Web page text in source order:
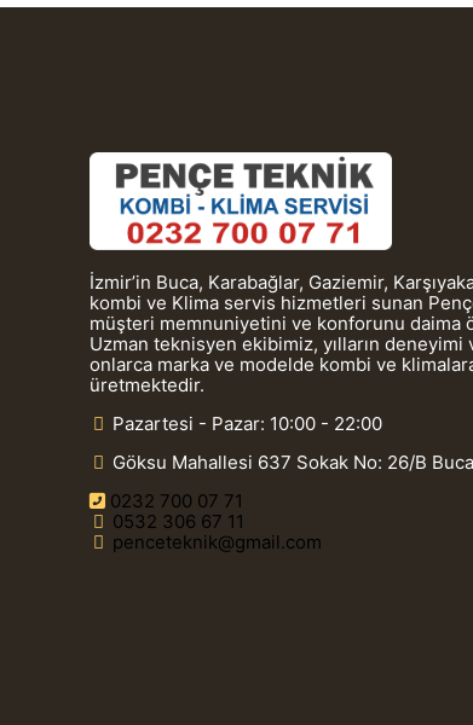
İzmir’in Buca, Karabağlar, Gaziemir,
kombi ve Klima servis hizmetleri sunan
müşteri memnuniyetini ve konforunu daima
Uzman teknisyen ekibimiz, yılların
onlarca marka ve modelde kombi ve
üretmektedir.
Pazartesi - Pazar: 10:00 - 22:00
Göksu Mahallesi 637 Sokak No: 26/B
0232 700 07 71
0532 306 67 11
penceteknik@gmail.com